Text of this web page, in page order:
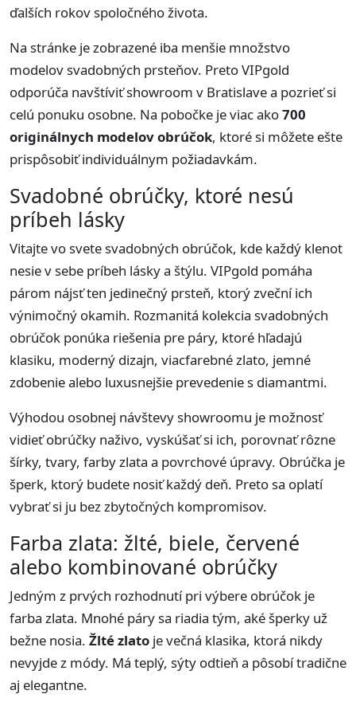
ďalších rokov spoločného života.
Na stránke je zobrazené iba menšie množstvo
modelov svadobných prsteňov. Preto VIPgold
odporúča navštíviť showroom v Bratislave a pozrieť si
celú ponuku osobne. Na pobočke je viac ako700
originálnych modelov obrúčok, ktoré si môžete ešte
prispôsobiť individuálnym požiadavkám.
Svadobné obrúčky, ktoré nesú
príbeh lásky
Vitajte vo svete svadobných obrúčok, kde každý klenot
nesie v sebe príbeh lásky a štýlu. VIPgold pomáha
párom nájsť ten jedinečný prsteň, ktorý zveční ich
výnimočný okamih. Rozmanitá kolekcia svadobných
obrúčok ponúka riešenia pre páry, ktoré hľadajú
klasiku, moderný dizajn, viacfarebné zlato, jemné
zdobenie alebo luxusnejšie prevedenie s diamantmi.
Výhodou osobnej návštevy showroomu je možnosť
vidieť obrúčky naživo, vyskúšať si ich, porovnať rôzne
šírky, tvary, farby zlata a povrchové úpravy. Obrúčka je
šperk, ktorý budete nosiť každý deň. Preto sa oplatí
vybrať si ju bez zbytočných kompromisov.
Farba zlata: žlté, biele, červené
alebo kombinované obrúčky
Jedným z prvých rozhodnutí pri výbere obrúčok je
farba zlata. Mnohé páry sa riadia tým, aké šperky už
bežne nosia. Žlté zlato je večná klasika, ktorá nikdy
nevyjde z módy. Má teplý, sýty odtieň a pôsobí tradične
aj elegantne.